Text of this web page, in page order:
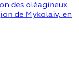
des oléagineux
de Mykolaïv, en